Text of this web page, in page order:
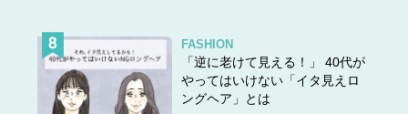
FASHION
「逆に老けて見える！」 40代が
やってはいけない「イタ見えロ
ングヘア」とは